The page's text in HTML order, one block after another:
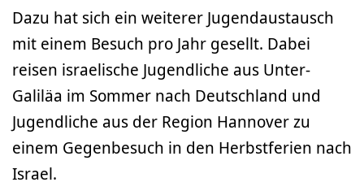
Dazu hat sich ein weiterer Jugendaustausch
mit einem Besuch pro Jahr gesellt. Dabei
reisen israelische Jugendliche aus Unter-
Galiläa im Sommer nach Deutschland und
Jugendliche aus der Region Hannover zu
einem Gegenbesuch in den Herbstferien nach
Israel.